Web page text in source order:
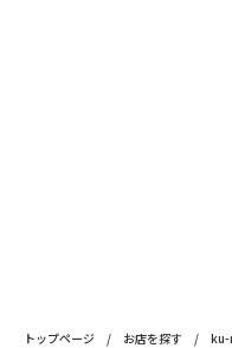
トップページ / お店を探す / ku-